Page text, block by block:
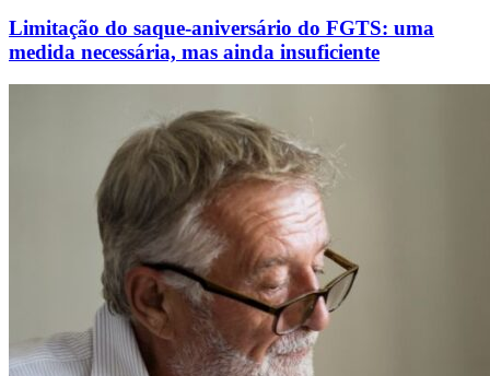
Limitação do saque-aniversário do FGTS: uma
medida necessária, mas ainda insuficiente